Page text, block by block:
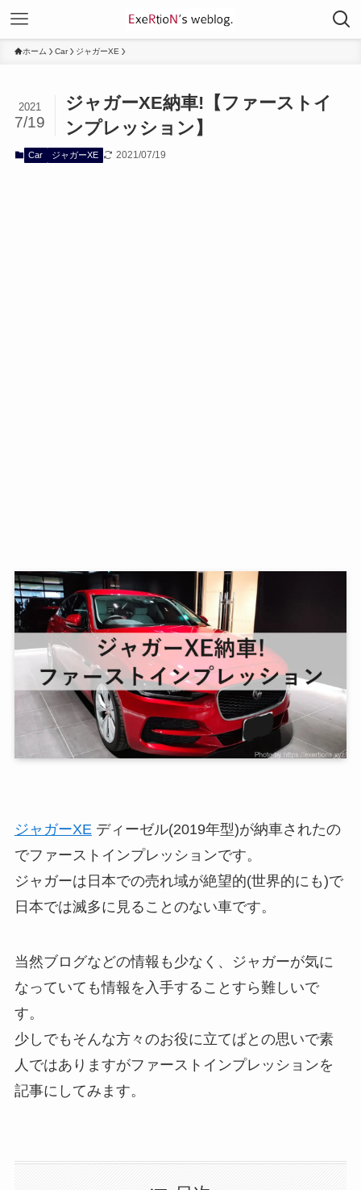
ホーム Car ジャガーXE
ジャガーXE納車!【ファーストイ
ンプレッション】
2021
7/19
Car ジャガーXE 2021/07/19
ジャガーXE ディーゼル(2019年型)が納車されたの
でファーストインプレッションです。
ジャガーは日本での売れ域が絶望的(世界的にも)で
日本では滅多に見ることのない車です。
当然ブログなどの情報も少なく、ジャガーが気に
なっていても情報を入手することすら難しいで
す。
少しでもそんな方々のお役に立てばとの思いで素
人ではありますがファーストインプレッションを
記事にしてみます。